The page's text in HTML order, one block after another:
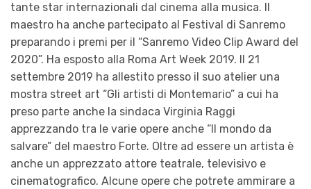
tante star internazionali dal cinema alla musica. Il
maestro ha anche partecipato al Festival di Sanremo
preparando i premi per il “Sanremo Video Clip Award del
2020”. Ha esposto alla Roma Art Week 2019. Il 21
settembre 2019 ha allestito presso il suo atelier una
mostra street art “Gli artisti di Montemario” a cui ha
preso parte anche la sindaca Virginia Raggi
apprezzando tra le varie opere anche “Il mondo da
salvare” del maestro Forte. Oltre ad essere un artista è
anche un apprezzato attore teatrale, televisivo e
cinematografico. Alcune opere che potrete ammirare a